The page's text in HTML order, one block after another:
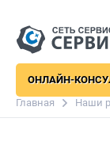
ОНЛАЙН-
Главная
Наши